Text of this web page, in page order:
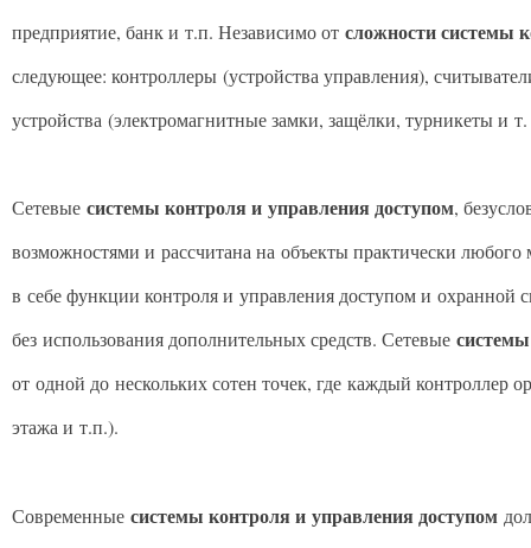
предприятие, банк и т.п. Независимо от сложности системы
следующее: контроллеры (устройства управления),
устройства (электромагнитные замки, защёлки, турникеты и
Сетевые системы контроля и управления доступом,
возможностями и рассчитана на объекты практически
в себе функции контроля и управления доступом и охранной
без использования дополнительных средств. Сетевые
от одной до нескольких сотен точек, где каждый контроллер
этажа и т.п.).
Современные системы контроля и управления доступом